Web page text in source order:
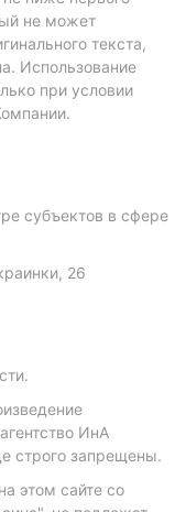
не может
текста,
Использование
при условии
субъектов в сфере
26
ИнА
строго запрещены.
этом сайте со